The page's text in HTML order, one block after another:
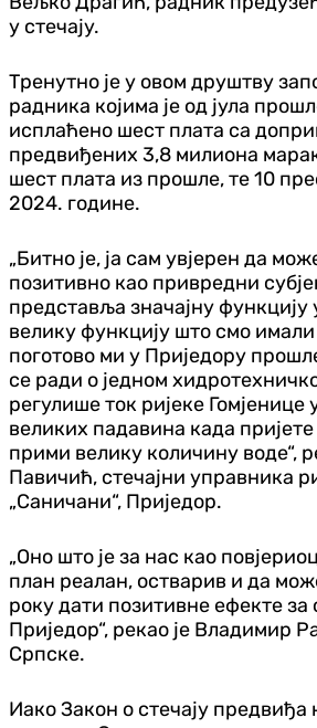
у стечају.
Тренутно је у овом друштву
радника којима је од јула
исплаћено шест плата са
предвиђених 3,8 милиона
шест плата из прошле, те 10
2024. године.
„Битно је, ја сам увјерен да
позитивно као привредни
представља значајну функцију
велику функцију што смо
поготово ми у Приједору
се ради о једном
регулише ток ријеке Гомјенице
великих падавина када
прими велику количину воде“,
Павичић, стечајни управника
„Саничани“, Приједор.
„Оно што је за нас као
план реалан, остварив и да
року дати позитивне ефекте за
Приједор“, рекао је Владимир
Српске.
Иако Закон о стечају